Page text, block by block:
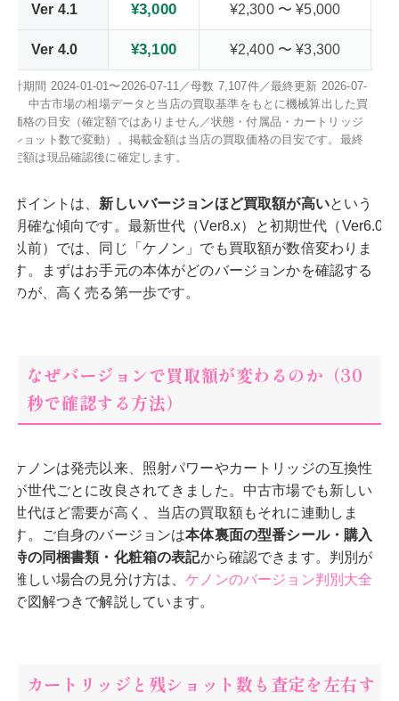
Ver 4.1 ¥3,000 ¥2,300 〜 ¥5,000
Ver 4.0 ¥3,100 ¥2,400 〜 ¥3,300
集計期間 2024-01-01〜2026-07-11／母数 7,107件／最終更新 2026-07-
11。 中古市場の相場データと当店の買取基準をもとに機械算出した買
取価格の目安（確定額ではありません／状態・付属品・カートリッジ
残ショット数で変動）。掲載金額は当店の買取価格の目安です。最終
査定額は現品確認後に確定します。
ポイントは、 新しいバージョンほど買取額が高いという
明確な傾向です。最新世代（Ver8.x）と初期世代（Ver6.0
以前）では、同じ「ケノン」でも買取額が数倍変わりま
す。まずはお手元の本体がどのバージョンかを確認する
のが、高く売る第一歩です。
なぜバージョンで買取額が変わるのか（30
秒で確認する方法）
ケノンは発売以来、照射パワーやカートリッジの互換性
が世代ごとに改良されてきました。中古市場でも新しい
世代ほど需要が高く、当店の買取額もそれに連動しま
す。ご自身のバージョンは本体裏面の型番シール・購入
時の同梱書類・化粧箱の表記から確認できます。判別が
難しい場合の見分け方は、ケノンのバージョン判別大全
で図解つきで解説しています。
カートリッジと残ショット数も査定を左右す